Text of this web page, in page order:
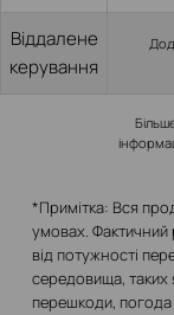
Віддалене
керування
*Примітка: Вся
умовах. Фактичний
від потужності
середовища, таких
перешкоди,